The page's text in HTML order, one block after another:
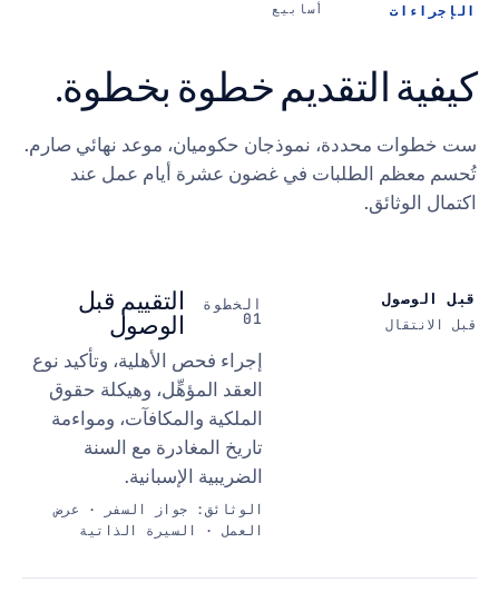
أسابيع
التقديم خطوة بخطوة.
نموذجان حكوميان، موعد نهائي صارم.
الطلبات في غضون عشرة أيام عمل عند
التقييم قبل
الوصول
إجراء فحص الأهلية، وتأكيد نوع
العقد المؤهِّل، وهيكلة حقوق
الملكية والمكافآت، ومواءمة
تاريخ المغادرة مع السنة
الضريبية الإسبانية.
الوثائق: جواز السفر · عرض
العمل · السيرة الذاتية